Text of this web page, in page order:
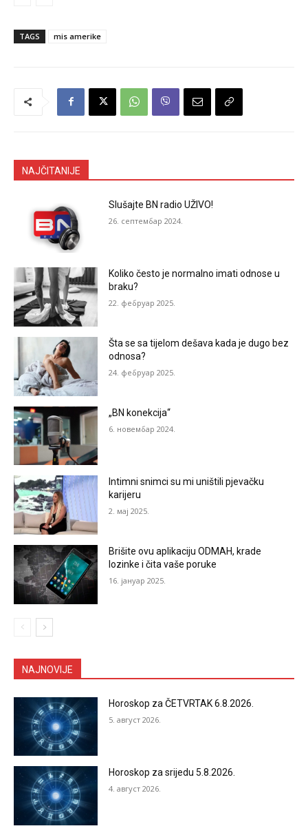
TAGS mis amerike
NAJČITANIJE
Slušajte BN radio UŽIVO!
26. септембар 2024.
Koliko često je normalno imati odnose u
braku?
22. фебруар 2025.
Šta se sa tijelom dešava kada je dugo bez
odnosa?
24. фебруар 2025.
„BN konekcija“
6. новембар 2024.
Intimni snimci su mi uništili pjevačku
karijeru
2. мај 2025.
Brišite ovu aplikaciju ODMAH, krade
lozinke i čita vaše poruke
16. јануар 2025.
NAJNOVIJE
Horoskop za ČETVRTAK 6.8.2026.
5. август 2026.
Horoskop za srijedu 5.8.2026.
4. август 2026.